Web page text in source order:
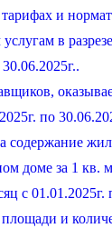
и
в
по
содержание
доме за 1 кв.
с 01.01.2025г.
и